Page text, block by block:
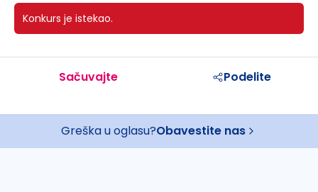
Konkurs je istekao.
Sačuvajte Podelite
Greška u oglasu?Obavestite nas